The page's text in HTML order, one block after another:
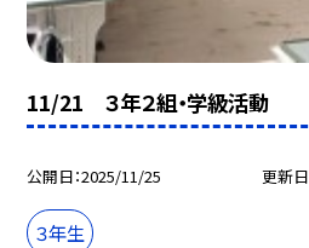
11/21 ３年２組・学級活動
公開日 2025/11/25 更新日
３年生